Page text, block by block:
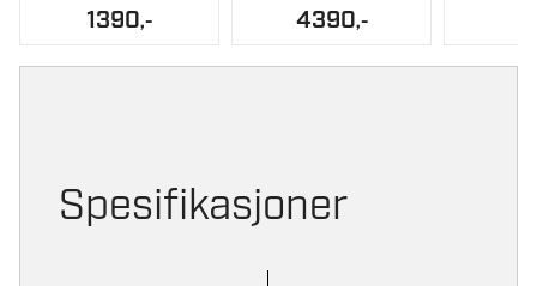
1390,- 4390,-
velges
Spesifikasjoner